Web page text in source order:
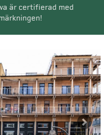
är certifierad med
Next